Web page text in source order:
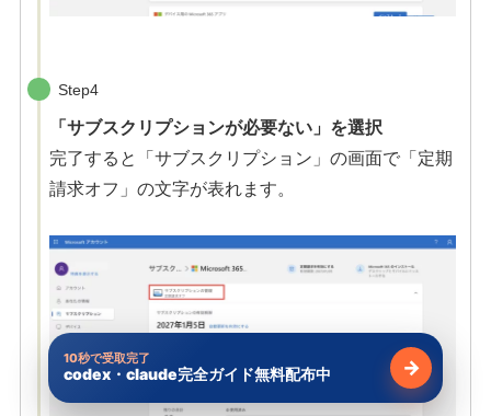
Step4
「サブスクリプションが必要ない」を選択
完了すると「サブスクリプション」の画面で「定期
請求オフ」の文字が表れます。
10秒で受取完了
codex・claude完全ガイド無料配布中 無料で受け
→